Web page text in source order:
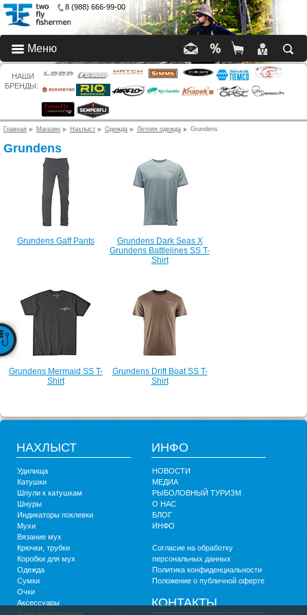
8 (988) 666-99-00
Меню
НАШИ
БРЕНДЫ:
Главная Магазин Нахлыст Одежда Летняя одежда Grundens
Grundens
Grundens Gaff Pants
Grundens Dark Seas X
Grundens Battlelines SS T-
Shirt
Grundens Mermaid SS T-
Shirt
Grundens Drift Boat SS T-
Shirt
НАХЛЫСТ
Удилища
Катушки
Шпули к катушкам
Шнуры
Индикаторы поклевки
Мухи
Вязание мух
Крючки, трубки
Коробки для мух
Одежда
Сумки
Очки
Аксессуары
ИНФО
НОВОСТИ
МЕДИА
РЫБОЛОВНЫЙ ТУРИЗМ
О НАС
БЛОГ
ИНФО
Согласие на обработку
персональных данных
Политика конфиденциальности
Положение о публичной оферте
КОНТАКТЫ